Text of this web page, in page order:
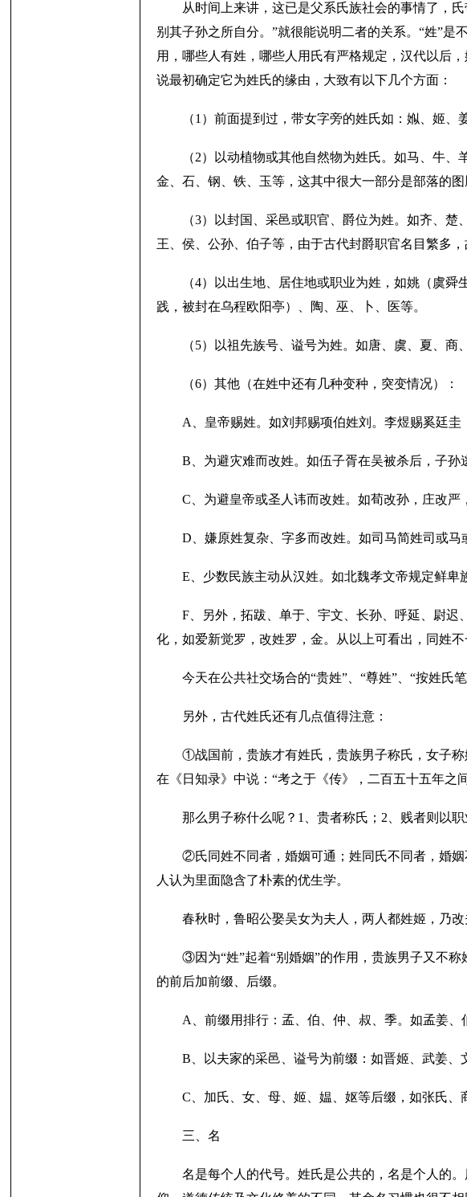
从时间上来讲，这已是父系氏族社会的事情了，
别其子孙之所自分。”就很能说明二者的关系。“姓”是
用，哪些人有姓，哪些人用氏有严格规定，汉代以后
说最初确定它为姓氏的缘由，大致有以下几个方面：
（1）前面提到过，带女字旁的姓氏如：娰、姬
（2）以动植物或其他自然物为姓氏。如马、牛
金、石、钢、铁、玉等，这其中很大一部分是部落的图
（3）以封国、采邑或职官、爵位为姓。如齐、
王、侯、公孙、伯子等，由于古代封爵职官名目繁多，
（4）以出生地、居住地或职业为姓，如姚（虞
践，被封在乌程欧阳亭）、陶、巫、卜、医等。
（5）以祖先族号、谥号为姓。如唐、虞、夏、
（6）其他（在姓中还有几种变种，突变情况）：
A、皇帝赐姓。如刘邦赐项伯姓刘。李煜赐奚廷圭
B、为避灾难而改姓。如伍子胥在吴被杀后，子孙
C、为避皇帝或圣人讳而改姓。如荀改孙，庄改严
D、嫌原姓复杂、字多而改姓。如司马简姓司或马
E、少数民族主动从汉姓。如北魏孝文帝规定鲜卑
F、另外，拓跋、单于、宇文、长孙、呼延、尉
化，如爱新觉罗，改姓罗，金。从以上可看出，同姓不
今天在公共社交场合的“贵姓”、“尊姓”、“按姓氏
另外，古代姓氏还有几点值得注意：
①战国前，贵族才有姓氏，贵族男子称氏，女子称
在《日知录》中说：“考之于《传》，二百五十五年之
那么男子称什么呢？1、贵者称氏；2、贱者则以
②氏同姓不同者，婚姻可通；姓同氏不同者，婚姻
人认为里面隐含了朴素的优生学。
春秋时，鲁昭公娶吴女为夫人，两人都姓姬，乃改
③因为“姓”起着“别婚姻”的作用，贵族男子又不
的前后加前缀、后缀。
A、前缀用排行：孟、伯、仲、叔、季。如孟姜、
B、以夫家的采邑、谥号为前缀：如晋姬、武姜、
C、加氏、女、母、姬、媪、妪等后缀，如张氏、
三、名
名是每个人的代号。姓氏是公共的，名是个人的